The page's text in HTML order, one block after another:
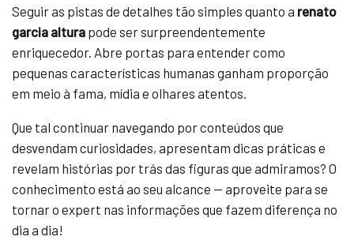
Seguir as pistas de detalhes tão simples quanto a renato
garcia altura pode ser surpreendentemente
enriquecedor. Abre portas para entender como
pequenas características humanas ganham proporção
em meio à fama, mídia e olhares atentos.
Que tal continuar navegando por conteúdos que
desvendam curiosidades, apresentam dicas práticas e
revelam histórias por trás das figuras que admiramos? O
conhecimento está ao seu alcance — aproveite para se
tornar o expert nas informações que fazem diferença no
dia a dia!